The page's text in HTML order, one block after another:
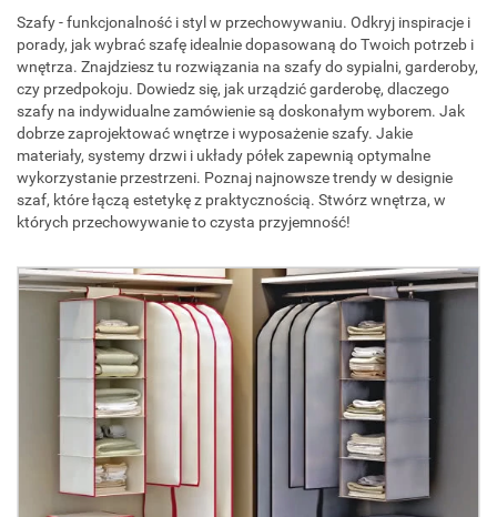
Szafy - funkcjonalność i styl w przechowywaniu. Odkryj inspiracje i
porady, jak wybrać szafę idealnie dopasowaną do Twoich potrzeb i
wnętrza. Znajdziesz tu rozwiązania na szafy do sypialni, garderoby,
czy przedpokoju. Dowiedz się, jak urządzić garderobę, dlaczego
szafy na indywidualne zamówienie są doskonałym wyborem. Jak
dobrze zaprojektować wnętrze i wyposażenie szafy. Jakie
materiały, systemy drzwi i układy półek zapewnią optymalne
wykorzystanie przestrzeni. Poznaj najnowsze trendy w designie
szaf, które łączą estetykę z praktycznością. Stwórz wnętrza, w
których przechowywanie to czysta przyjemność!